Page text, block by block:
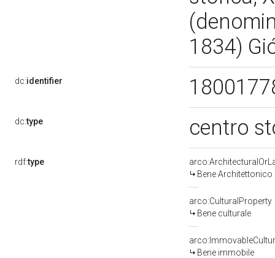
1834)
dc:identifier
dc:type centro
rdf:type
Bene
arco:CulturalProperty
Bene culturale
Bene immobile